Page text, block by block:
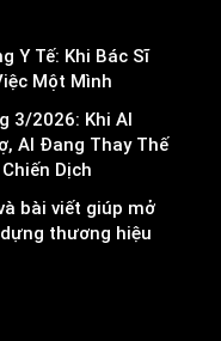
Y Tế: Khi Bác Sĩ
Một Mình
3/2026: Khi AI
AI Đang Thay Thế
Dịch
bài viết giúp mở
thương hiệu